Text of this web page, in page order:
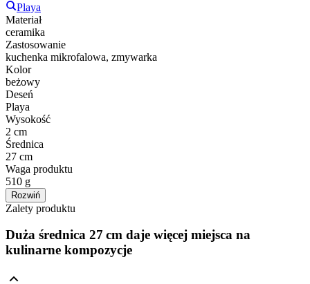
Playa
Materiał
ceramika
Zastosowanie
kuchenka mikrofalowa, zmywarka
Kolor
beżowy
Deseń
Playa
Wysokość
2 cm
Średnica
27 cm
Waga produktu
510 g
Rozwiń
Zalety produktu
Duża średnica 27 cm daje więcej miejsca na
kulinarne kompozycje